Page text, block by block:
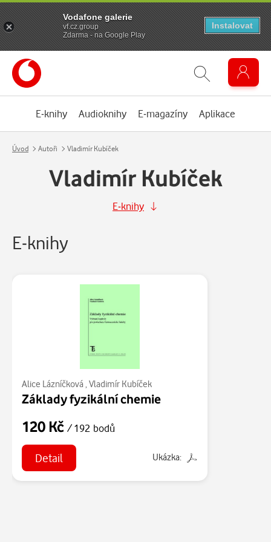
E-knihy Audioknihy E-magazíny Aplikace
Úvod Autoři Vladimír Kubíček
Vladimír Kubíček
E-knihy
E-knihy
Alice Lázníčková , Vladimír Kubíček
Základy fyzikální chemie
120 Kč / 192 bodů
Detail Ukázka:
Vodafone galerie
vf.cz.group
Zdarma - na Google Play
Instalovat